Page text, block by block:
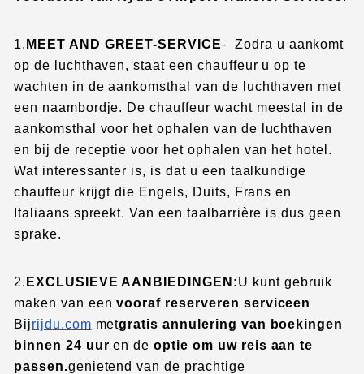
1. MEET AND GREET-SERVICE- Zodra u aankomt
op de luchthaven, staat een chauffeur u op te
wachten in de aankomsthal van de luchthaven met
een naambordje. De chauffeur wacht meestal in de
aankomsthal voor het ophalen van de luchthaven
en bij de receptie voor het ophalen van het hotel.
Wat interessanter is, is dat u een taalkundige
chauffeur krijgt die Engels, Duits, Frans en
Italiaans spreekt. Van een taalbarrière is dus geen
sprake.
2. EXCLUSIEVE AANBIEDINGEN:U kunt gebruik
maken van een vooraf reserveren serviceen
Bijrijd u.com metgratis annulering van boekingen
binnen 24 uur en de optie om uw reis aan te
passen.genietend van de prachtige